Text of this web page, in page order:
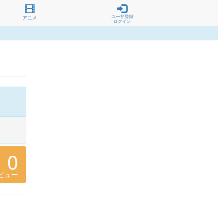
アニメ
ユーザ登録
ログイン
0
ュー